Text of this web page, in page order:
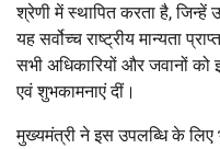
श्रेणी में स्थापित करता है,
यह सर्वोच्च राष्ट्रीय मान्यता
सभी अधिकारियों और जवानों को
एवं शुभकामनाएं दीं।
मुख्यमंत्री ने इस उपलब्धि के लिए